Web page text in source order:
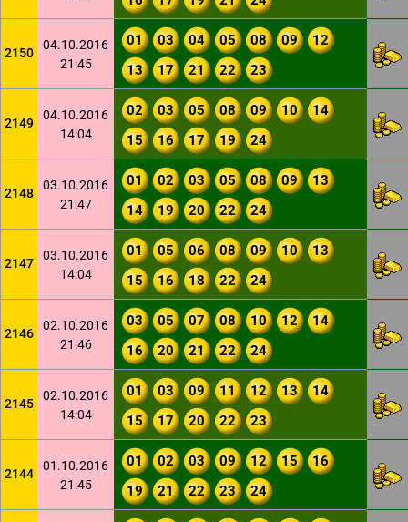
2150
04.10.2016
21:45
01 03 04 05 08 09
12
13
17 21 22 23
2149
04.10.2016
14:04
02 03 05 08 09 10
14
15
16 17 19 24
2148
03.10.2016
21:47
01 02 03 05 08 09
13
14
19 20 22 24
2147
03.10.2016
14:04
01 05 06 08 09 10
13
15
16 18 22 24
2146
02.10.2016
21:46
03 05 07 08 10 12
14
16
20 21 22 24
2145
02.10.2016
14:04
01 03 09 11 12 13
14
15
17 20 22 23
2144
01.10.2016
21:45
01 02 03 09 12 15
16
19
21 22 23 24